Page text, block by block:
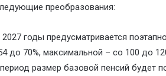
преобразования:
годы предусматривается
до 70%, максимальной – со 100 до
размер базовой пенсий будет